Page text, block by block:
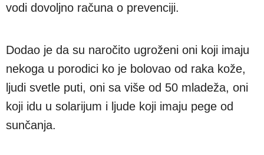
vodi dovoljno računa o prevenciji.
Dodao je da su naročito ugroženi oni koji imaju
nekoga u porodici ko je bolovao od raka kože,
ljudi svetle puti, oni sa više od 50 mladeža, oni
koji idu u solarijum i ljude koji imaju pege od
sunčanja.